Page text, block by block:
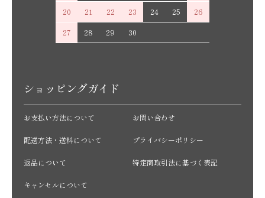
20
21 22 23 24 25
26
27
28 29 30
ショッピングガイド
お支払い方法について
配送方法・送料について
返品について
キャンセルについて
お問い合わせ
プライバシーポリシー
特定商取引法に基づく表記